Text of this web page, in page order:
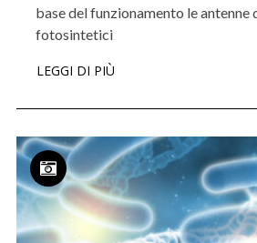
base del funzionamento le
fotosintetici
LEGGI DI PIÙ